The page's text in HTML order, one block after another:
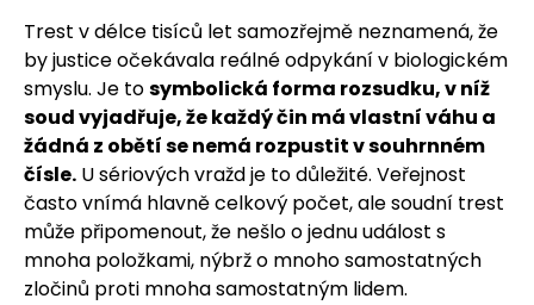
Trest v délce tisíců let samozřejmě neznamená, že
by justice očekávala reálné odpykání v biologickém
smyslu. Je tosymbolická forma rozsudku, v níž
soud vyjadřuje, že každý čin má vlastní váhu a
žádná z obětí se nemá rozpustit v souhrnném
čísle. U sériových vražd je to důležité. Veřejnost
často vnímá hlavně celkový počet, ale soudní trest
může připomenout, že nešlo o jednu událost s
mnoha položkami, nýbrž o mnoho samostatných
zločinů proti mnoha samostatným lidem.